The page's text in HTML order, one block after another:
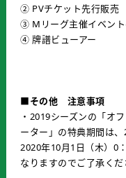
② PVチケット先行販売
③ Mリーグ主催イベン
④ 牌譜ビューアー
■その他 注意事項
・2019シーズンの「オ
ーター」の特典期間は、
2020年10月1日（木）0
なりますのでご了承くだ